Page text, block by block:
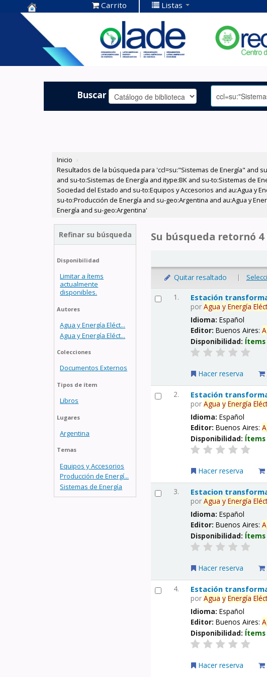
Centro de
Documentación
OLADE -
Carrito Listas
Buscar
Inicio ›
Resultados de la búsqueda para 'ccl=su:"Sistemas de Energía" and
and su-to:Sistemas de Energía and itype:BK and su-to:Sistemas de
Sociedad del Estado and su-to:Equipos y Accesorios and au:Agua y
su-to:Producción de Energía and su-geo:Argentina and au:Agua y
Energía and su-geo:Argentina'
Refinar su búsqueda
Disponibilidad
Limitar a ítems
actualmente
disponibles.
Autores
Agua y Energía Eléct...
Agua y Energía Eléct...
Colecciones
Documentos Externos
Tipos de ítem
Libros
Lugares
Argentina
Temas
Equipos y Accesorios
Producción de Energí...
Sistemas de Energía
Su búsqueda retornó
Quitar resaltado |
1. Estación
porAgua y Energía
Idioma:Español
Editor:Buenos Aires:
Disponibilidad:
Hacer reserva
2. Estación
porAgua y Energía
Idioma:Español
Editor:Buenos Aires:
Disponibilidad:
Hacer reserva
3. Estacion
porAgua y Energía
Idioma:Español
Editor:Buenos Aires:
Disponibilidad:
Hacer reserva
4. Estación
porAgua y Energía
Idioma:Español
Editor:Buenos Aires:
Disponibilidad:
Hacer reserva